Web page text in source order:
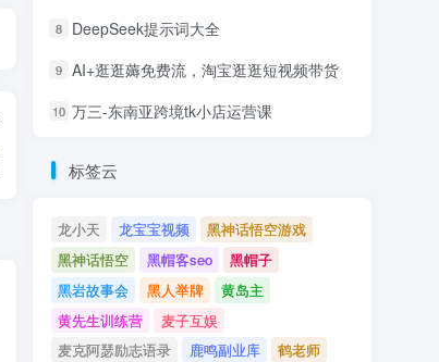
8 DeepSeek提示词大全
9 AI+逛逛薅免费流，淘宝逛逛短视频带货
10 万三-东南亚跨境tk小店运营课
标签云
龙小天 龙宝宝视频
黑神话悟空游戏
黑神话悟空
黑帽客seo
黑帽子
黑岩故事会
黑人举牌
黄岛主
黄先生训练营
麦子互娱
麦克阿瑟励志语录
鹿鸣副业库
鹤老师